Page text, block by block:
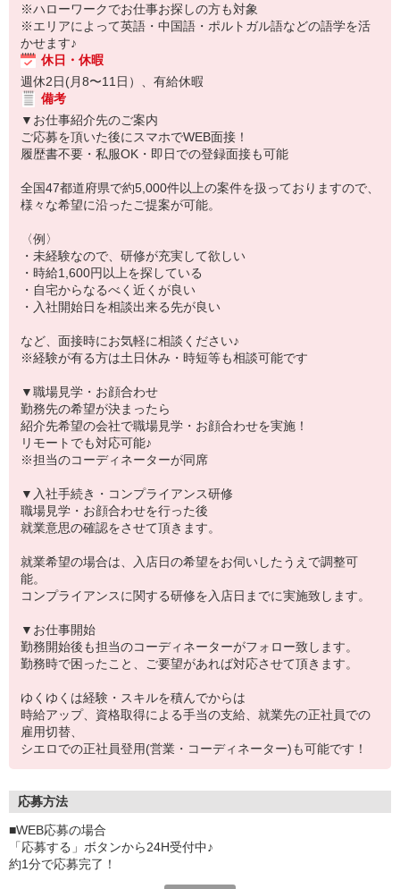
※ハローワークでお仕事お探しの方も対象
※エリアによって英語・中国語・ポルトガル語などの語学を活
かせます♪
休日・休暇
週休2日(月8〜11日）、有給休暇
備考
▼お仕事紹介先のご案内
ご応募を頂いた後にスマホでWEB面接！
履歴書不要・私服OK・即日での登録面接も可能
全国47都道府県で約5,000件以上の案件を扱っておりますので、
様々な希望に沿ったご提案が可能。
〈例〉
・未経験なので、研修が充実して欲しい
・時給1,600円以上を探している
・自宅からなるべく近くが良い
・入社開始日を相談出来る先が良い
など、面接時にお気軽に相談ください♪
※経験が有る方は土日休み・時短等も相談可能です
▼職場見学・お顔合わせ
勤務先の希望が決まったら
紹介先希望の会社で職場見学・お顔合わせを実施！
リモートでも対応可能♪
※担当のコーディネーターが同席
▼入社手続き・コンプライアンス研修
職場見学・お顔合わせを行った後
就業意思の確認をさせて頂きます。
就業希望の場合は、入店日の希望をお伺いしたうえで調整可
能。
コンプライアンスに関する研修を入店日までに実施致します。
▼お仕事開始
勤務開始後も担当のコーディネーターがフォロー致します。
勤務時で困ったこと、ご要望があれば対応させて頂きます。
ゆくゆくは経験・スキルを積んでからは
時給アップ、資格取得による手当の支給、就業先の正社員での
雇用切替、
シエロでの正社員登用(営業・コーディネーター)も可能です！
応募方法
■WEB応募の場合
「応募する」ボタンから24H受付中♪
約1分で応募完了！